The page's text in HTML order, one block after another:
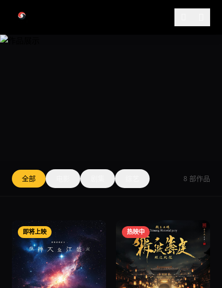
作品展示
全部 8 部作品
即将上映 热映中